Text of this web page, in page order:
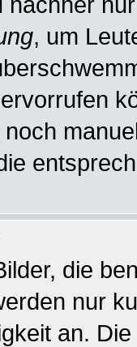
, um
die
nur
an.